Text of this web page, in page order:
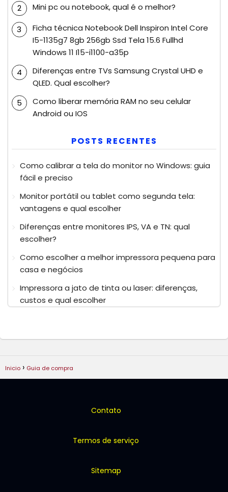
Mini pc ou notebook, qual é o melhor?
Ficha técnica Notebook Dell Inspiron Intel Core
I5-1135g7 8gb 256gb Ssd Tela 15.6 Fullhd
Windows 11 I15-i1100-a35p
Diferenças entre TVs Samsung Crystal UHD e
QLED. Qual escolher?
Como liberar memória RAM no seu celular
Android ou IOS
POSTS RECENTES
Como calibrar a tela do monitor no Windows: guia
fácil e preciso
Monitor portátil ou tablet como segunda tela:
vantagens e qual escolher
Diferenças entre monitores IPS, VA e TN: qual
escolher?
Como escolher a melhor impressora pequena para
casa e negócios
Impressora a jato de tinta ou laser: diferenças,
custos e qual escolher
Inicio Guia de compra
Contato
Termos de serviço
Sitemap